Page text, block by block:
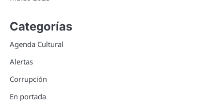
Categorías
Agenda Cultural
Alertas
Corrupción
En portada